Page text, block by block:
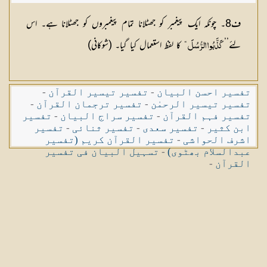
ف8۔ چونکہ ایک پیغمبر کو جھٹلانا تمام پیغمبروں کو جھٹلانا ہے۔ اس
لئے’’
كَذَّبُوا الرُّسُلَ“ کا لفظ استعمال کیا گیا۔ (شوکانی)
تفسیر احسن البیان - تفسیر تیسیر القرآن -
تفسیر تیسیر الرحمٰن - تفسیر ترجمان القرآن -
تفسیر فہم القرآن - تفسیر سراج البیان - تفسیر
ابن کثیر - تفسیر سعدی - تفسیر ثنائی - تفسیر
اشرف الحواشی - تفسیر القرآن کریم (تفسیر
عبدالسلام بھٹوی)-تسہیل البیان فی تفسیر
القرآن -